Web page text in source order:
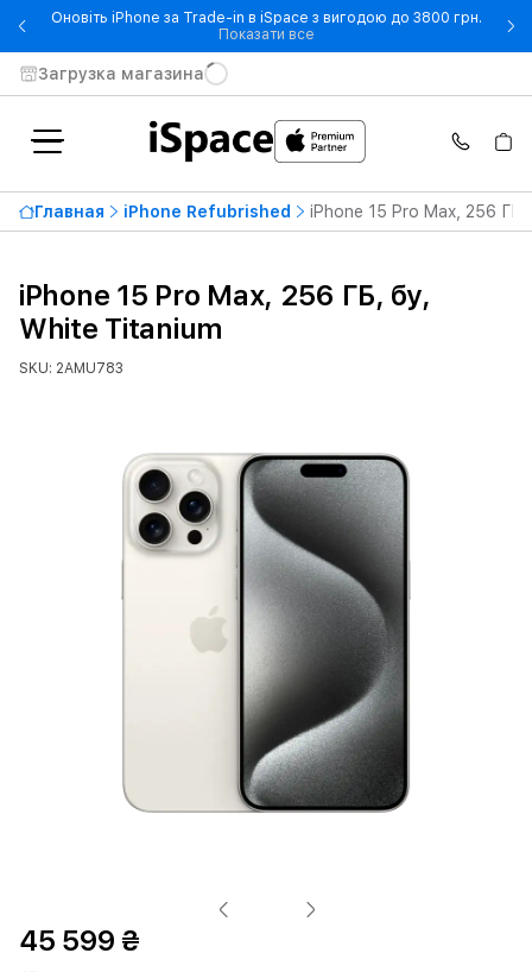
Оновіть iPhone за Trade-in в iSpace з вигодою до 3800 грн.
Показати все- Оновіть iPhone за Trade-in
Загрузка магазина
Главная iPhone Refubrished iPhone 15 Pro Max, 256
iPhone 15 Pro Max, 256 ГБ, бу,
White Titanium
SKU: 2AMU783
45 599 ₴